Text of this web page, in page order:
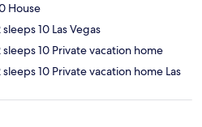
House
10 Las Vegas
sleeps 10 Private vacation home
sleeps 10 Private vacation home Las